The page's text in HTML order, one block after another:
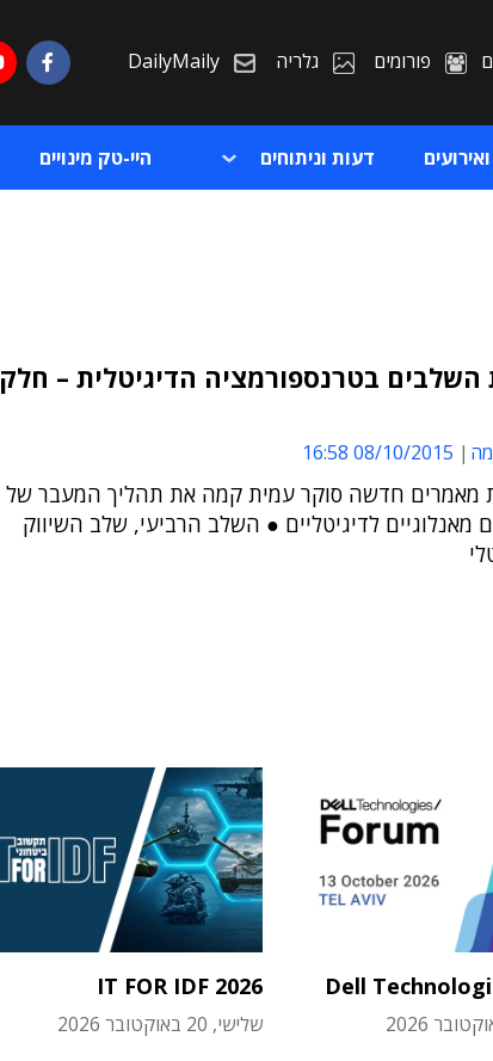
פורומים גלריה DailyMaily
דעות וניתוחים היי-טק מינויים
בטרנספורמציה הדיגיטלית – חלק
08/10/2015 16:58
מאמרים חדשה סוקר עמית קמה את תהליך המעבר של
מאנלוגיים לדיגיטליים ● השלב הרביעי, שלב השיווק
Dell
IT FOR IDF 2026
שלישי, 20 באוקטובר 2026